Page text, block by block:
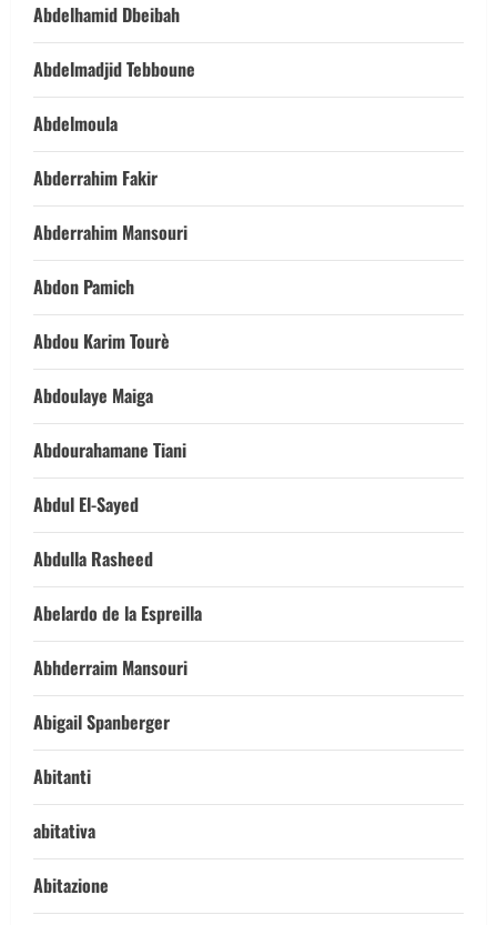
Abdelhamid Dbeibah
Abdelmadjid Tebboune
Abdelmoula
Abderrahim Fakir
Abderrahim Mansouri
Abdon Pamich
Abdou Karim Tourè
Abdoulaye Maiga
Abdourahamane Tiani
Abdul El-Sayed
Abdulla Rasheed
Abelardo de la Espreilla
Abhderraim Mansouri
Abigail Spanberger
Abitanti
abitativa
Abitazione